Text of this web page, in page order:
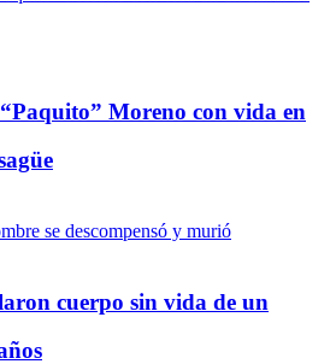
Moreno con vida en
cuerpo sin vida de un